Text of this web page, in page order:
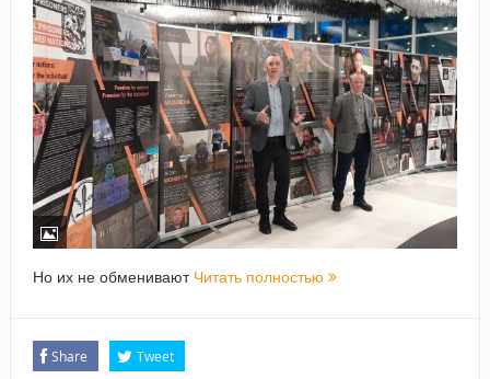
Но их не обменивают Читать полностью
Share Tweet